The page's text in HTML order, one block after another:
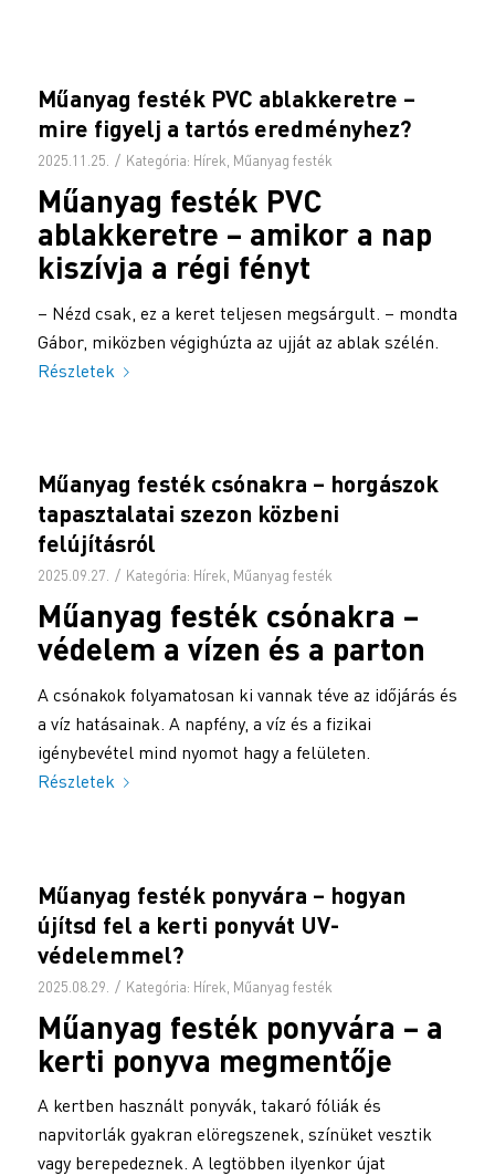
Műanyag festék PVC ablakkeretre –
mire figyelj a tartós eredményhez?
2025.11.25. / Kategória: Hírek Műanyag festék
Műanyag festék PVC
ablakkeretre – amikor a nap
kiszívja a régi fényt
– Nézd csak, ez a keret teljesen megsárgult. – mondta
Gábor, miközben végighúzta az ujját az ablak szélén.
Részletek
Műanyag festék csónakra – horgászok
tapasztalatai szezon közbeni
felújításról
2025.09.27. / Kategória: Hírek, Műanyag festék
Műanyag festék csónakra –
védelem a vízen és a parton
A csónakok folyamatosan ki vannak téve az időjárás és
a víz hatásainak. A napfény, a víz és a fizikai
igénybevétel mind nyomot hagy a felületen.
Részletek
Műanyag festék ponyvára – hogyan
újítsd fel a kerti ponyvát UV-
védelemmel?
2025.08.29. / Kategória: Hírek Műanyag festék
Műanyag festék ponyvára – a
kerti ponyva megmentője
A kertben használt ponyvák, takaró fóliák és
napvitorlák gyakran elöregszenek, színüket vesztik
vagy berepedeznek. A legtöbben ilyenkor újat